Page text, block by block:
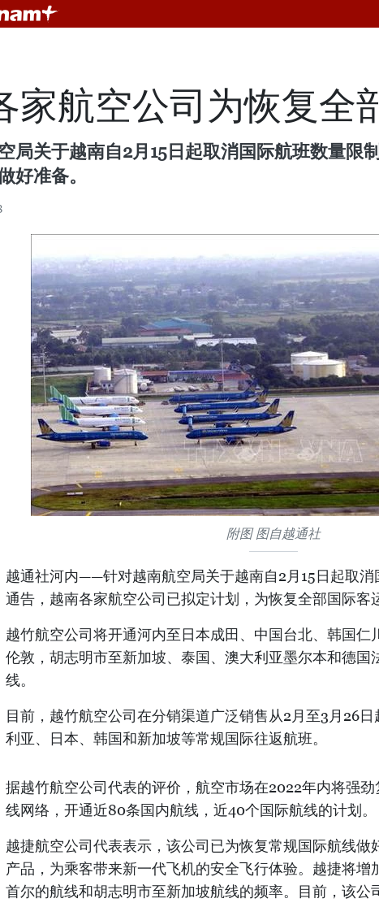
家航空公司为恢复全
局关于越南自2月15日起取消国际航班数量限
好准备。
附图 图自越通社
越通社河内——针对越南航空局关于越南自2月15日起取
通告，越南各家航空公司已拟定计划，为恢复全部国际客
越竹航空公司将开通河内至日本成田、中国台北、韩国仁
伦敦，胡志明市至新加坡、泰国、澳大利亚墨尔本和德国
线。
目前，越竹航空公司在分销渠道广泛销售从2月至3月26
利亚、日本、韩国和新加坡等常规国际往返航班。
据越竹航空公司代表的评价，航空市场在2022年内将强
线网络，开通近80条国内航线，近40个国际航线的计划。
越捷航空公司代表表示，该公司已为恢复常规国际航线做
产品，为乘客带来新一代飞机的安全飞行体验。越捷将增
首尔的航线和胡志明市至新加坡航线的频率。目前，该公